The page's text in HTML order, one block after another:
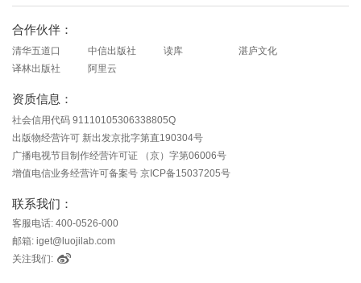
合作伙伴：
清华五道口 中信出版社 读库
湛庐文化
译林出版社
阿里云
资质信息：
社会信用代码 91110105306338805Q
出版物经营许可 新出发京批字第直190304号
广播电视节目制作经营许可证 （京）字第06006号
增值电信业务经营许可备案号 京ICP备15037205号
联系我们：
客服电话: 400-0526-000
邮箱: iget@luojilab.com
关注我们: